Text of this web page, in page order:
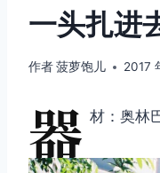
一头扎进
作者菠萝饱儿 2017
器 材：奥林